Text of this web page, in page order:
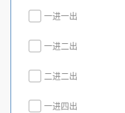
一进一出
一进二出
二进二出
一进四出